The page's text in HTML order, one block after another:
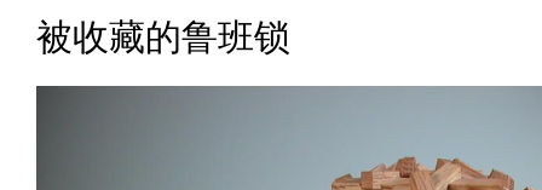
被收藏的鲁班锁